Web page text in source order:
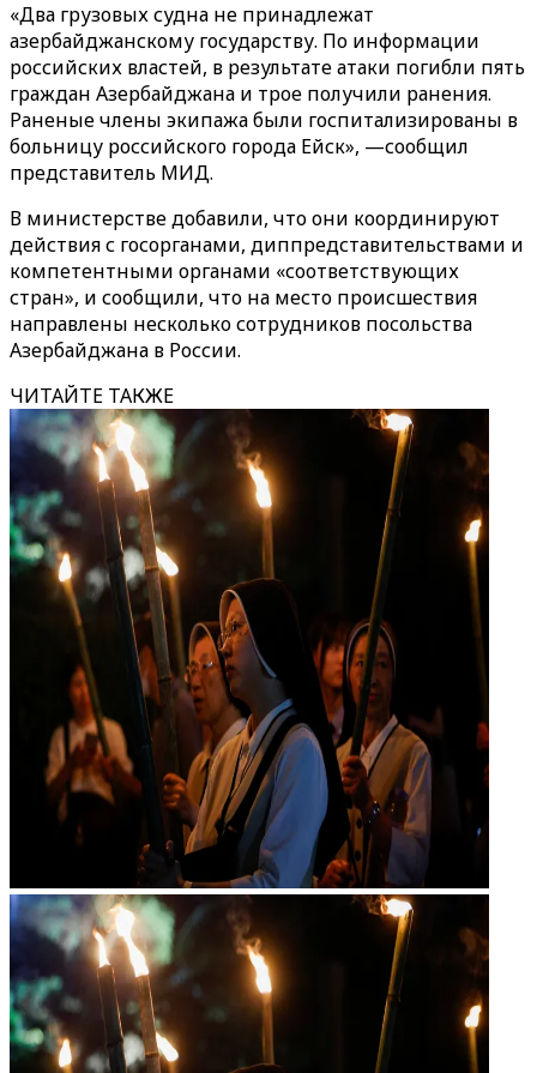
«Два грузовых судна не принадлежат
азербайджанскому государству. По информации
российских властей, в результате атаки погибли пять
граждан Азербайджана и трое получили ранения.
Раненые члены экипажа были госпитализированы в
больницу российского города Ейск», —сообщил
представитель МИД.
В министерстве добавили, что они координируют
действия с госорганами, диппредставительствами и
компетентными органами «соответствующих
стран», и сообщили, что на место происшествия
направлены несколько сотрудников посольства
Азербайджана в России.
ЧИТАЙТЕ ТАКЖЕ